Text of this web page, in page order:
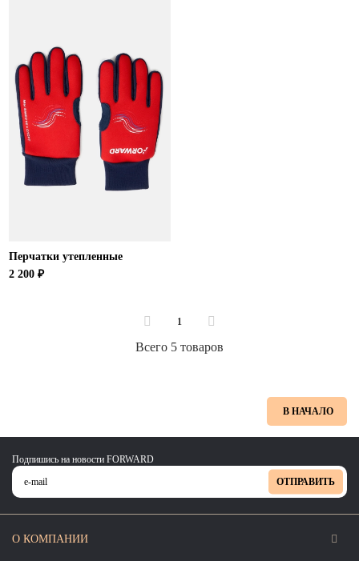
Перчатки утепленные
2 200 ₽
1
Всего 5 товаров
В НАЧАЛО
Подпишись на новости FORWARD
ОТПРАВИТЬ
О КОМПАНИИ